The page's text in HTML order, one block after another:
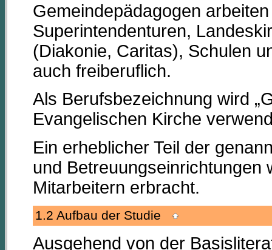
Gemeindepädagogen
Superintendenturen,
(Diakonie, Caritas), Schulen
auch freiberuflich.
Als Berufsbezeichnung wird
Evangelischen Kirche
Ein erheblicher Teil der
und Betreuungseinrichtungen
Mitarbeitern erbracht.
1.2 Aufbau der Studie
Ausgehend von der